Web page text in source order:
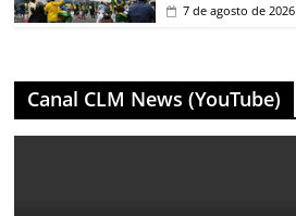
7 de agosto de 2026
Canal CLM News (YouTube)